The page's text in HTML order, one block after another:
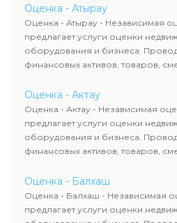
определяют рыночную стоимость
рассчитывают ущерб. Все отчеты
требованиям законодательства
сделок, кредитования и
Оценка - Атырау
Оценка - Атырау - Независимая
предлагает услуги оценки
оборудования и бизнеса.
финансовых активов, товаров,
оценка животных и
определяют рыночную стоимость
рассчитывают ущерб. Все отчеты
требованиям законодательства
сделок, кредитования и
Оценка - Актау
Оценка - Актау - Независимая
предлагает услуги оценки
оборудования и бизнеса.
финансовых активов, товаров,
оценка животных и
определяют рыночную стоимость
рассчитывают ущерб. Все отчеты
требованиям законодательства
сделок, кредитования и
Оценка - Балхаш
Оценка - Балхаш - Независимая
предлагает услуги оценки